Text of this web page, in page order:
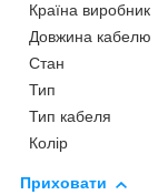
Країна виробник
Довжина кабелю
Стан
Тип
Тип кабеля
Колір
Приховати